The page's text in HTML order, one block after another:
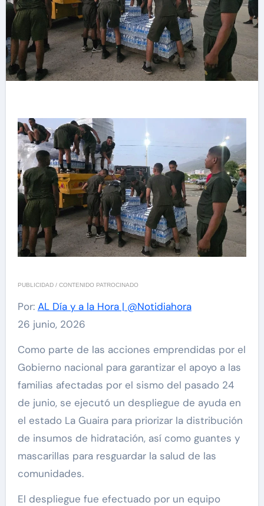
PUBLICIDAD / CONTENIDO PATROCINADO
Por: AL Día y a la Hora | @Notidiahora
26 junio, 2026
Como parte de las acciones emprendidas por el
Gobierno nacional para garantizar el apoyo a las
familias afectadas por el sismo del pasado 24
de junio, se ejecutó un despliegue de ayuda en
el estado La Guaira para priorizar la distribución
de insumos de hidratación, así como guantes y
mascarillas para resguardar la salud de las
comunidades.
El despliegue fue efectuado por un equipo